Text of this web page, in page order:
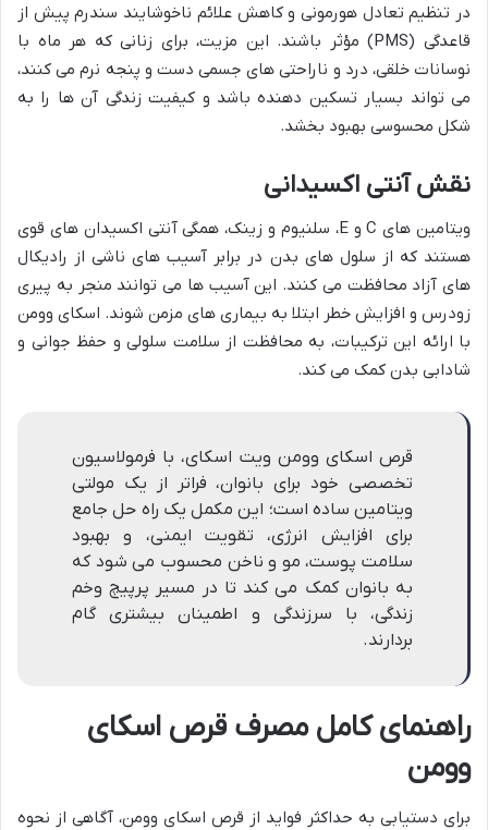
در تنظیم تعادل هورمونی و کاهش علائم ناخوشایند سندرم پیش از
قاعدگی (PMS) مؤثر باشند. این مزیت، برای زنانی که هر ماه با
نوسانات خلقی، درد و ناراحتی های جسمی دست و پنجه نرم می کنند،
می تواند بسیار تسکین دهنده باشد و کیفیت زندگی آن ها را به
شکل محسوسی بهبود بخشد.
نقش آنتی اکسیدانی
ویتامین های C و E، سلنیوم و زینک، همگی آنتی اکسیدان های قوی
هستند که از سلول های بدن در برابر آسیب های ناشی از رادیکال
های آزاد محافظت می کنند. این آسیب ها می توانند منجر به پیری
زودرس و افزایش خطر ابتلا به بیماری های مزمن شوند. اسکای وومن
با ارائه این ترکیبات، به محافظت از سلامت سلولی و حفظ جوانی و
شادابی بدن کمک می کند.
قرص اسکای وومن ویت اسکای، با فرمولاسیون
تخصصی خود برای بانوان، فراتر از یک مولتی
ویتامین ساده است؛ این مکمل یک راه حل جامع
برای افزایش انرژی، تقویت ایمنی، و بهبود
سلامت پوست، مو و ناخن محسوب می شود که
به بانوان کمک می کند تا در مسیر پرپیچ وخم
زندگی، با سرزندگی و اطمینان بیشتری گام
بردارند.
راهنمای کامل مصرف قرص اسکای
وومن
برای دستیابی به حداکثر فواید از قرص اسکای وومن، آگاهی از نحوه